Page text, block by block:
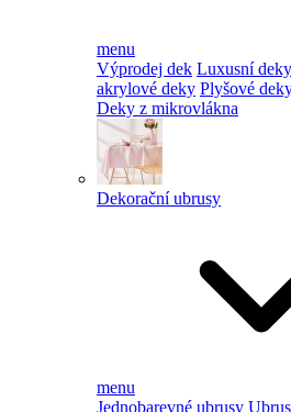
menu
Výprodej dek Luxusní deky
akrylové deky Plyšové
Deky z mikrovlákna
Dekorační ubrusy
menu
Jednobarevné ubrusy